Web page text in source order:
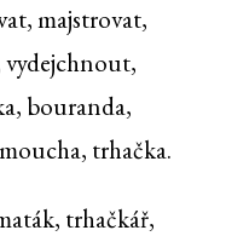
majstrovat,
bouranda,
trhačka.
trhačkář,